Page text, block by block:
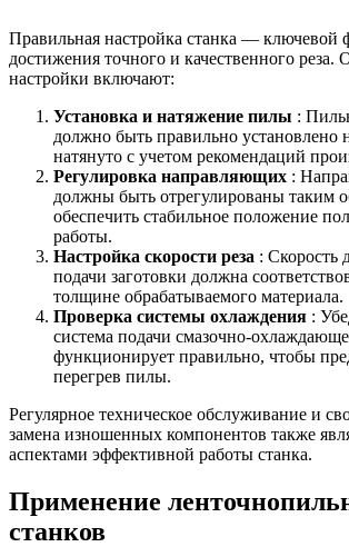
Правильная настройка станка — ключевой
достижения точного и качественного
настройки включают:
Установка и натяжение пилы :
должно быть правильно установлено
натянуто с учетом рекомендаций
Регулировка направляющих :
должны быть отрегулированы таким
обеспечить стабильное положение
работы.
Настройка скорости реза : Скорость
подачи заготовки должна
толщине обрабатываемого материала.
Проверка системы охлаждения :
система подачи смазочно-
функционирует правильно, чтобы
перегрев пилы.
Регулярное техническое обслуживание и
замена изношенных компонентов также
аспектами эффективной работы станка.
Применение
станков